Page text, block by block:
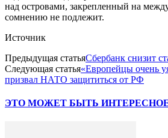
над островами, закрепленный на
сомнению не подлежит.
Источник
Предыдущая статьяСбербанк снизит
Следующая статья«Европейцы очень
призвал НАТО защититься от РФ
ЭТО МОЖЕТ БЫТЬ ИНТЕРЕСНО